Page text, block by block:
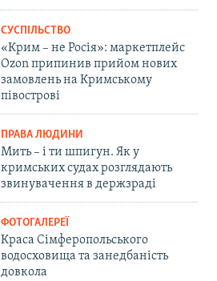
СУСПІЛЬСТВО
«Крим – не Росія»: маркетплейс
Ozon припинив прийом нових
замовлень на Кримському
півострові
ПРАВА ЛЮДИНИ
Мить – і ти шпигун. Як у
кримських судах розглядають
звинувачення в держзраді
ФОТОГАЛЕРЕЇ
Краса Сімферопольського
водосховища та занедбаність
довкола